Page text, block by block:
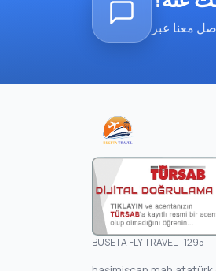
BUSETA FLY TRAVEL - 1295